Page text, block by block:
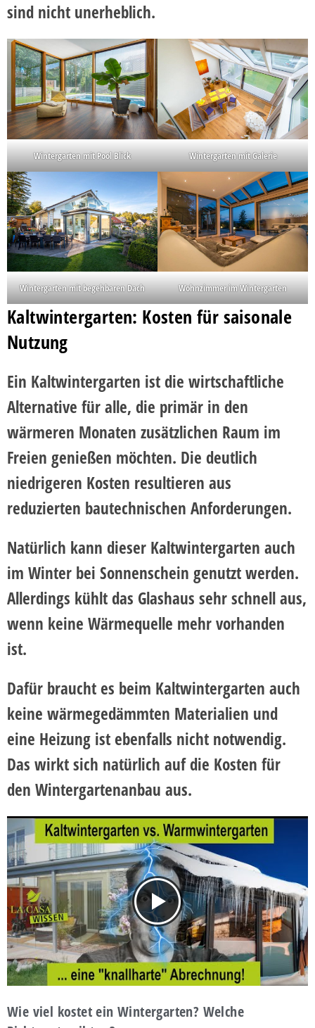
sind nicht unerheblich.
Wintergarten mit Pool Blick Wintergarten mit Galerie
Wintergarten mit begehbaren Dach Wohnzimmer im Wintergarten
Kaltwintergarten: Kosten für saisonale
Nutzung
Ein Kaltwintergarten ist die wirtschaftliche
Alternative für alle, die primär in den
wärmeren Monaten zusätzlichen Raum im
Freien genießen möchten. Die deutlich
niedrigeren Kosten resultieren aus
reduzierten bautechnischen Anforderungen.
Natürlich kann dieser Kaltwintergarten auch
im Winter bei Sonnenschein genutzt werden.
Allerdings kühlt das Glashaus sehr schnell aus,
wenn keine Wärmequelle mehr vorhanden
ist.
Dafür braucht es beim Kaltwintergarten auch
keine wärmegedämmten Materialien und
eine Heizung ist ebenfalls nicht notwendig.
Das wirkt sich natürlich auf die Kosten für
den Wintergartenanbau aus.
Wie viel kostet ein Wintergarten? Welche